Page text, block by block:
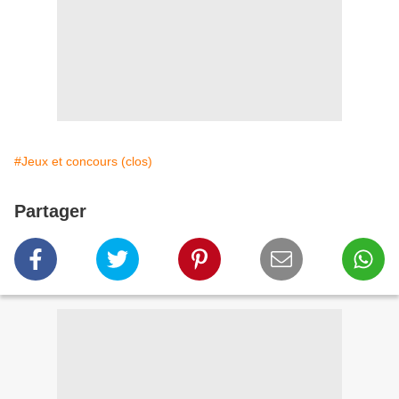
#Jeux et concours (clos)
Partager